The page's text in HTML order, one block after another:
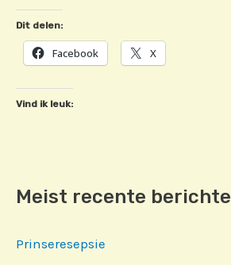
Dit delen:
Facebook X
Vind ik leuk:
Meist recente berichte
Prinseresepsie